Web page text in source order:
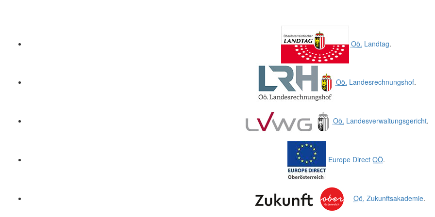
Oö. Landtag.
Oö. Landesrechnungshof.
Oö. Landesverwaltungsgericht.
Europe Direct OÖ.
Oö. Zukunftsakademie.